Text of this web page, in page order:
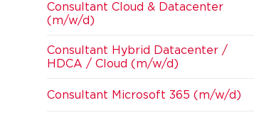
Consultant Cloud & Datacenter
(m/w/d)
Consultant Hybrid Datacenter /
HDCA / Cloud (m/w/d)
Consultant Microsoft 365 (m/w/d)